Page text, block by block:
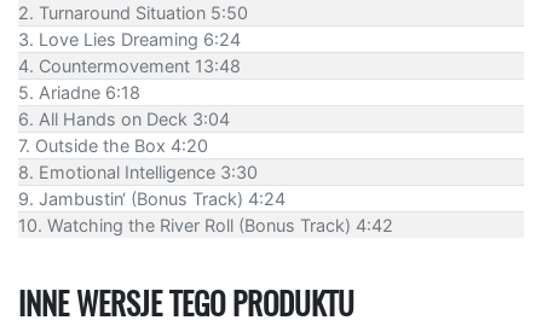
2. Turnaround Situation 5:50
3. Love Lies Dreaming 6:24
4. Countermovement 13:48
5. Ariadne 6:18
6. All Hands on Deck 3:04
7. Outside the Box 4:20
8. Emotional Intelligence 3:30
9. Jambustin‘ (Bonus Track) 4:24
10. Watching the River Roll (Bonus Track) 4:42
INNE WERSJE TEGO PRODUKTU